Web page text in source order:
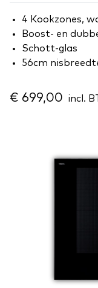
4 Kookzones,
Boost- en
Schott-glas
56cm
€ 699,00 incl.